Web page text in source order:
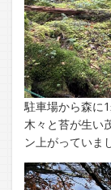
駐車場から森に
木々と苔が生い
ン上がっていま